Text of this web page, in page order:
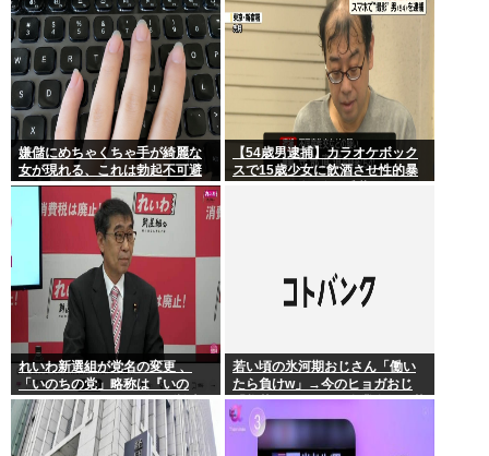
嫌儲にめちゃくちゃ手が綺麗な
女が現れる、これは勃起不可避
【54歳男逮捕】カラオケボック
スで15歳少女に飲酒させ性的暴
れいわ新選組が党名の変更 、
「いのちの党」略称は『いの
ち』 SNSではTIM・ゴルゴ松本
に言及「ゴルゴ出馬確定」「党
首は決まり」
若い頃の氷河期おじさん「働い
たら負けw」→今のヒョガおじ
「惣菜たけぇよ..」 自業自得で草